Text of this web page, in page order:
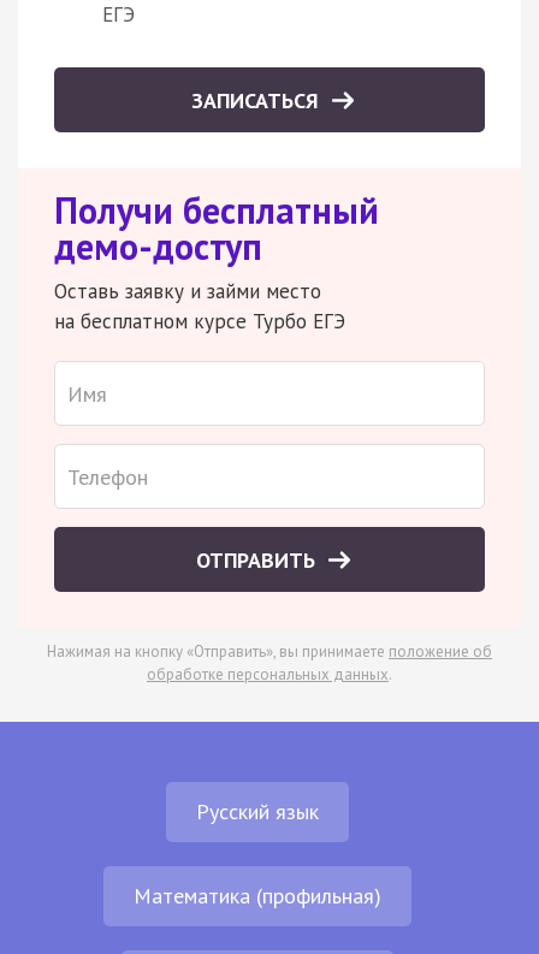
ЕГЭ
ЗАПИСАТЬСЯ
Получи бесплатный
демо-доступ
Оставь заявку и займи место
на бесплатном курсе Турбо ЕГЭ
ОТПРАВИТЬ
Нажимая на кнопку «Отправить», вы принимаете положение об
обработке персональных данных.
Русский язык
Математика (профильная)